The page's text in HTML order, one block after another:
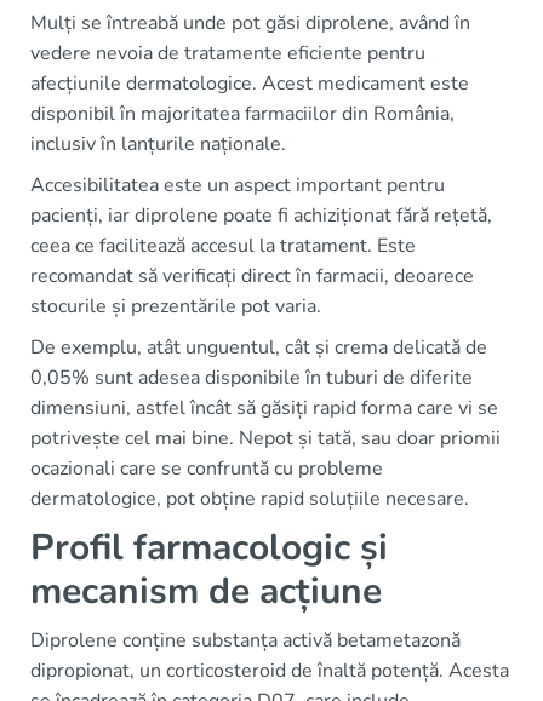
Mulți se întreabă unde pot găsi diprolene, având în
vedere nevoia de tratamente eficiente pentru
afecțiunile dermatologice. Acest medicament este
disponibil în majoritatea farmaciilor din România,
inclusiv în lanțurile naționale.
Accesibilitatea este un aspect important pentru
pacienți, iar diprolene poate fi achiziționat fără rețetă,
ceea ce facilitează accesul la tratament. Este
recomandat să verificați direct în farmacii, deoarece
stocurile și prezentările pot varia.
De exemplu, atât unguentul, cât și crema delicată de
0,05% sunt adesea disponibile în tuburi de diferite
dimensiuni, astfel încât să găsiți rapid forma care vi se
potrivește cel mai bine. Nepot și tată, sau doar priomii
ocazionali care se confruntă cu probleme
dermatologice, pot obține rapid soluțiile necesare.
Profil farmacologic și
mecanism de acțiune
Diprolene conține substanța activă betametazonă
dipropionat, un corticosteroid de înaltă potență. Acesta